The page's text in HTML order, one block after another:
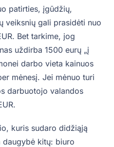
patirties, įgūdžių,
veiksnių gali prasidėti nuo
Bet tarkime, jog
uždirba 1500 eurų „į
darbo vieta kainuos
mėnesį. Jei mėnuo turi
darbuotojo valandos
kuris sudaro didžiąją
daugybė kitų: biuro